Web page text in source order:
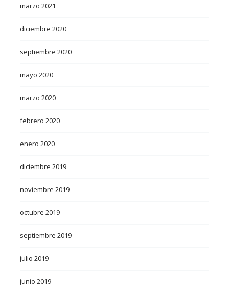
marzo 2021
diciembre 2020
septiembre 2020
mayo 2020
marzo 2020
febrero 2020
enero 2020
diciembre 2019
noviembre 2019
octubre 2019
septiembre 2019
julio 2019
junio 2019